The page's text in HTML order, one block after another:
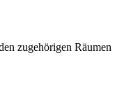
zugehörigen Räumen